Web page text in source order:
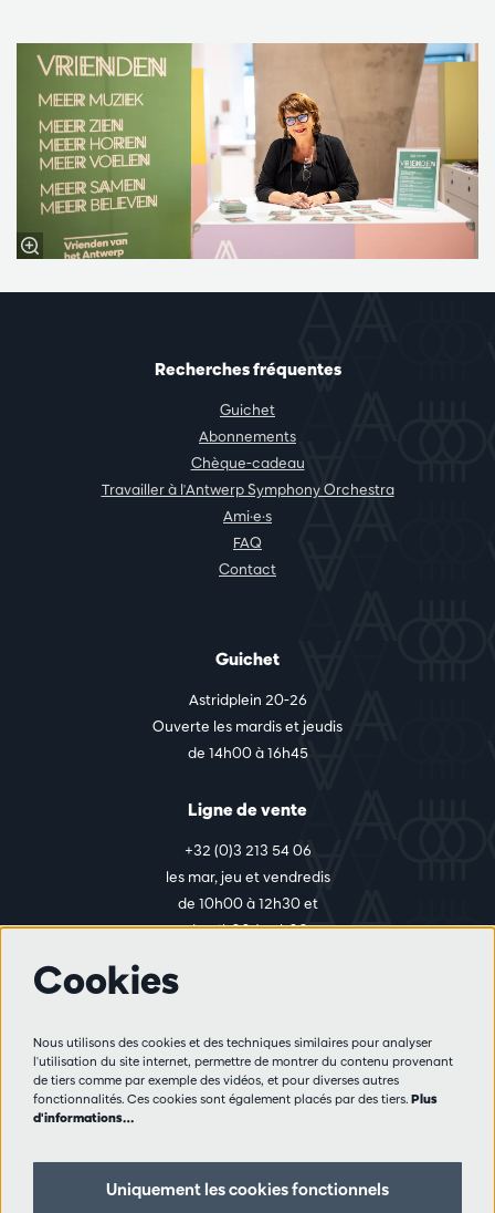
Recherches fréquentes
Guichet
Abonnements
Chèque-cadeau
Travailler à l'Antwerp Symphony Orchestra
Ami·e·s
FAQ
Contact
Guichet
Astridplein 20-26
Ouverte les mardis et jeudis
de 14h00 à 16h45
Ligne de vente
+32 (0)3 213 54 06
les mar, jeu et vendredis
de 10h00 à 12h30 et
de 14h00 à 17h00
Règlement des visiteurs
Vie privée
Partenaires
Cookies
Nous utilisons des cookies et des techniques similaires pour analyser
l'utilisation du site internet, permettre de montrer du contenu provenant
de tiers comme par exemple des vidéos, et pour diverses autres
fonctionnalités. Ces cookies sont également placés par des tiers. Plus
d'informations…
Uniquement les cookies fonctionnels